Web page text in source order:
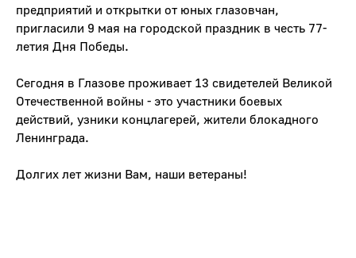
предприятий и открытки от юных глазовчан,
пригласили 9 мая на городской праздник в честь 77-
летия Дня Победы.
Сегодня в Глазове проживает 13 свидетелей Великой
Отечественной войны - это участники боевых
действий, узники концлагерей, жители блокадного
Ленинграда.
Долгих лет жизни Вам, наши ветераны!